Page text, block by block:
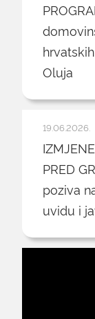
Oluja
19.06.2026.
PRED
poziva
uvidu i